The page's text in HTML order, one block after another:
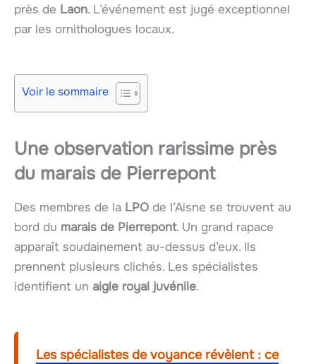
près de Laon. L’événement est jugé exceptionnel
par les ornithologues locaux.
Voir le sommaire
Une observation rarissime près
du marais de Pierrepont
Des membres de la LPO de l’Aisne se trouvent au
bord du marais de Pierrepont. Un grand rapace
apparaît soudainement au-dessus d’eux. Ils
prennent plusieurs clichés. Les spécialistes
identifient un aigle royal juvénile.
Les spécialistes de voyance révèlent : ce